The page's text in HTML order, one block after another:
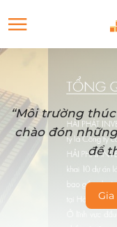
“Môi trường
chào đón
để